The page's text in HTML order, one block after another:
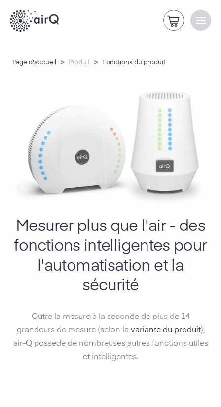
Page d'accueil > Produit > Fonctions du produit
Mesurer plus que l'air - des
fonctions intelligentes pour
l'automatisation et la
sécurité
Outre la mesure à la seconde de plus de 14
grandeurs de mesure (selon la variante du produit),
air-Q possède de nombreuses autres fonctions utiles
et intelligentes.